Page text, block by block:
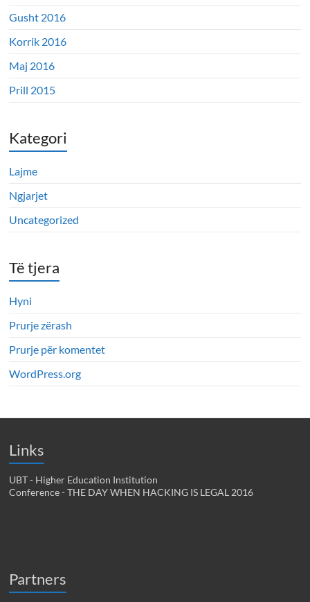
Gusht 2016
Korrik 2016
Maj 2016
Prill 2015
Kategori
Lajme
Ngjarjet
Uncategorized
Të tjera
Hyni
Prurje zërash
Prurje për komentet
WordPress.org
Links
UBT - Higher Education Institution
Conference - THE DAY WHEN HACKING IS LEGAL 2016
Partners